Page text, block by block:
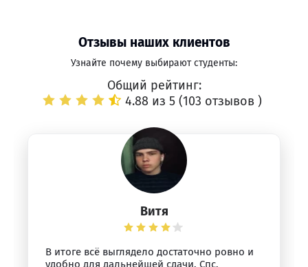
Отзывы наших клиентов
Узнайте почему выбирают студенты:
Общий рейтинг:
4.88 из 5 (103 отзывов )
Витя
В итоге всё выглядело достаточно ровно и
удобно для дальнейшей сдачи. Спс.